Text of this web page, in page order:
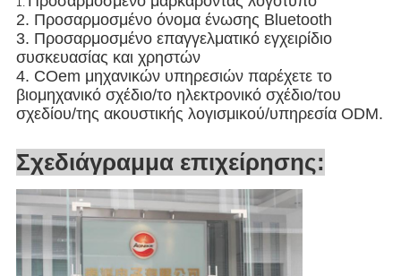
1.
2. Προσαρμοσμένο όνομα ένωσης Bluetooth
3. Προσαρμοσμένο επαγγελματικό εγχειρίδιο
συσκευασίας και χρηστών
4. COem μηχανικών υπηρεσιών παρέχετε το
βιομηχανικό σχέδιο/το ηλεκτρονικό σχέδιο/του
σχεδίου/της ακουστικής λογισμικού/υπηρεσία ODM.
Σχεδιάγραμμα επιχείρησης: